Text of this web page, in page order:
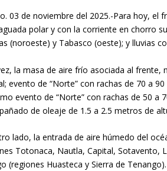
03 de noviembre del 2025.-Para hoy, el
polar y con la corriente en chorro
(noroeste) y Tabasco (oeste); y lluvias
la masa de aire frío asociada al
evento de “Norte” con rachas de 70 a
evento de “Norte” con rachas de 50 a
de oleaje de 1.5 a 2.5 metros de
lado, la entrada de aire húmedo del
Totonaca, Nautla, Capital, Sotavento,
(regiones Huasteca y Sierra de Tenango).